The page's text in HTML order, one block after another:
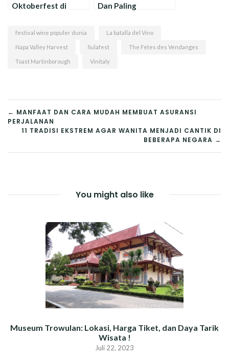
Oktoberfest di
Dan Paling
Fasilitas !
festival wine populer dunia La batalla del Vino
Napa Valley Harvest Sulafest The Fetes des Vendanges
Toast Martinborough Vinitaly
NAVIGASI
POS
← MANFAAT DAN CARA MUDAH MEMBUAT ASURANSI
PERJALANAN
11 TRADISI EKSTREM AGAR WANITA MENJADI CANTIK DI
BEBERAPA NEGARA →
You might also like
Museum Trowulan: Lokasi, Harga Tiket, dan Daya Tarik
Wisata !
Juli 22, 2023